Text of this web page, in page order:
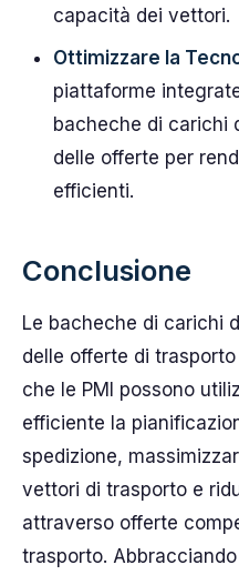
capacità dei vettori.
Ottimizzare la
piattaforme
bacheche di carichi
delle offerte per
efficienti.
Conclusione
Le bacheche di carichi
delle offerte di
che le PMI possono
efficiente la
spedizione,
vettori di trasporto e
attraverso offerte
trasporto.